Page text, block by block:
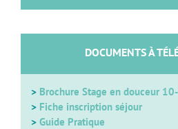
DOCUMENTS À
> Brochure Stage en douceur
> Fiche inscription séjour
> Guide Pratique